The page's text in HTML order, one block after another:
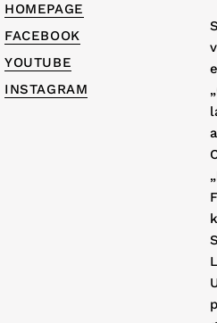
HOMEPAGE
FACEBOOK
YOUTUBE
INSTAGRAM